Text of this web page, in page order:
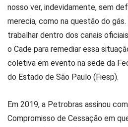
nosso ver, indevidamente, sem
merecia, como na questão do
trabalhar dentro dos canais
o Cade para remediar essa
coletiva em evento na sede da
do Estado de São Paulo (Fiesp).
Em 2019, a Petrobras assinou
Compromisso de Cessação em